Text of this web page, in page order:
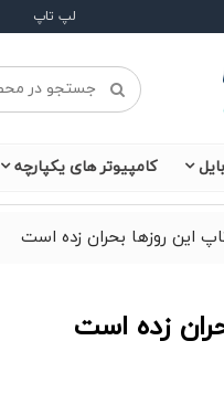
لپ تاپ
کامپیوتر های یکپارچه
این روزها بحران زده است
زده است